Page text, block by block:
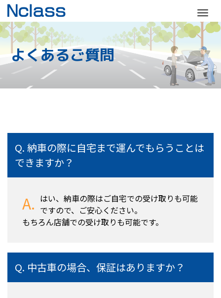
M
e
u
よくあるご質問
納車の際に自宅まで運んでもらうことは
できますか？
はい、納車の際はご自宅での受け取りも可能
ですので、ご安心ください。
もちろん店舗での受け取りも可能です。
中古車の場合、保証はありますか？